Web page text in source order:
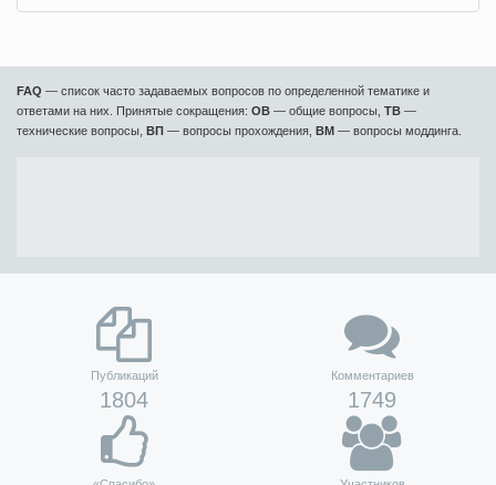
FAQ — список часто задаваемых вопросов по определенной тематике и
ответами на них. Принятые сокращения: ОВ — общие вопросы, ТВ —
технические вопросы, ВП — вопросы прохождения, ВМ — вопросы моддинга.
Публикаций
1804
Комментариев
1749